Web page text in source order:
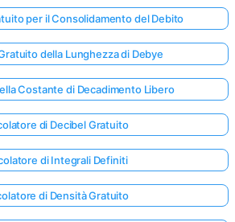
per il Consolidamento del Debito
della Lunghezza di Debye
Costante di Decadimento Libero
di Decibel Gratuito
di Integrali Definiti
di Densità Gratuito